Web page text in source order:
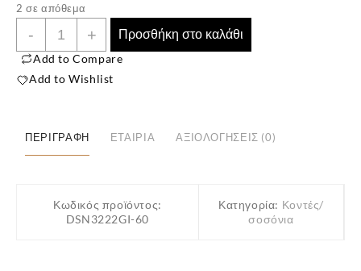
2 σε απόθεμα
-
Παιδικές
Κάλτσες
7)
+
Προσθήκη στο καλάθι
Add to Compare
Add to Wishlist
ΠΕΡΙΓΡΑΦΉ ΕΤΑΙΡΊΑ ΑΞΙΟΛΟΓΉΣΕΙΣ (0)
Κωδικός προϊόντος:
DSN3222GI-60
Κατηγορία: Κοντές/
σοσόνια